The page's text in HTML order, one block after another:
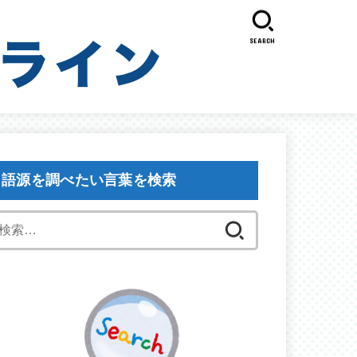
SEARCH
語源を調べたい言葉を検索
索: